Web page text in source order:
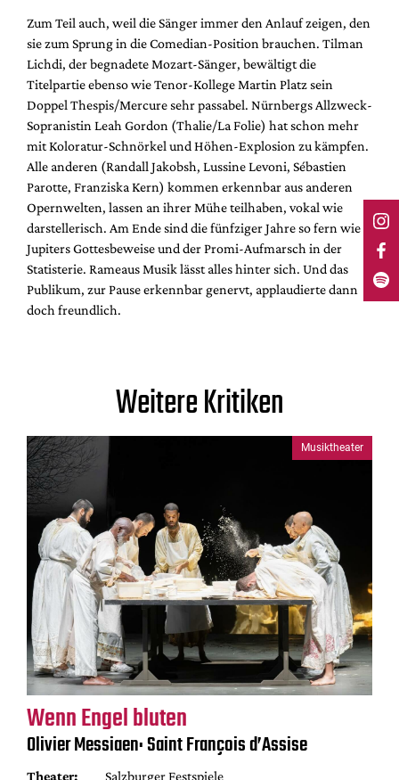
Zum Teil auch, weil die Sänger immer den Anlauf zeigen, den
sie zum Sprung in die Comedian-Position brauchen. Tilman
Lichdi, der begnadete Mozart-Sänger, bewältigt die
Titelpartie ebenso wie Tenor-Kollege Martin Platz sein
Doppel Thespis/Mercure sehr passabel. Nürnbergs Allzweck-
Sopranistin Leah Gordon (Thalie/La Folie) hat schon mehr
mit Koloratur-Schnörkel und Höhen-Explosion zu kämpfen.
Alle anderen (Randall Jakobsh, Lussine Levoni, Sébastien
Parotte, Franziska Kern) kommen erkennbar aus anderen
Opernwelten, lassen an ihrer Mühe teilhaben, vokal wie
darstellerisch. Am Ende sind die fünfziger Jahre so fern wie
Jupiters Gottesbeweise und der Promi-Aufmarsch in der
Statisterie. Rameaus Musik lässt alles hinter sich. Und das
Publikum, zur Pause erkennbar genervt, applaudierte dann
doch freundlich.
Weitere Kritiken
Musiktheater
Wenn Engel bluten
Olivier Messiaen: Saint François d’Assise
Theater:
Salzburger Festspiele